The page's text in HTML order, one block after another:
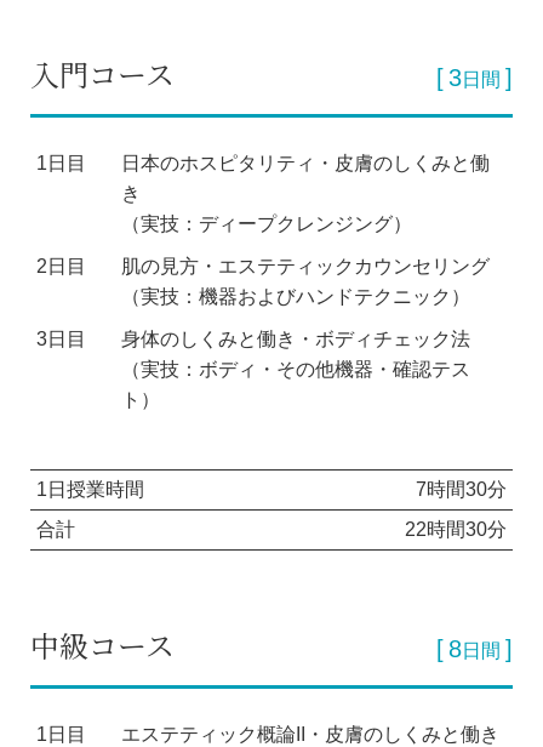
入門コース 3日間
1日目
日本のホスピタリティ・皮膚のしくみと働
き
（実技：ディープクレンジング）
2日目
肌の見方・エステティックカウンセリング
（実技：機器およびハンドテクニック）
3日目
身体のしくみと働き・ボディチェック法
（実技：ボディ・その他機器・確認テス
ト）
1日授業時間
7時間30分
合計
22時間30分
中級コース 8日間
1日目
エステティック概論II・皮膚のしくみと働き